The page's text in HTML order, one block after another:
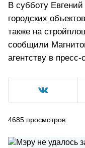
В субботу
городских
также на
сообщили
агентству в
4685 просмотров